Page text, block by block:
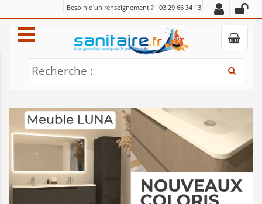
Besoin d'un renseignement ? 03 29 66 34 13
Recherche :